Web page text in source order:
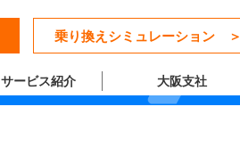
乗り換えシミュレーション ＞
サービス紹介 大阪支社